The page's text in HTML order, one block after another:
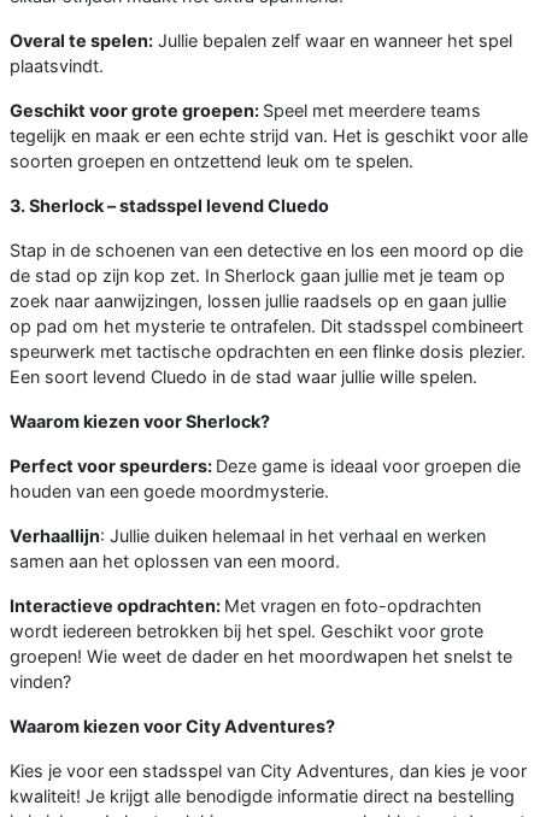
Overal te spelen: Jullie bepalen zelf waar en wanneer het spel
plaatsvindt.
Geschikt voor grote groepen: Speel met meerdere teams
tegelijk en maak er een echte strijd van. Het is geschikt voor alle
soorten groepen en ontzettend leuk om te spelen.
3. Sherlock – stadsspel levend Cluedo
Stap in de schoenen van een detective en los een moord op die
de stad op zijn kop zet. In Sherlock gaan jullie met je team op
zoek naar aanwijzingen, lossen jullie raadsels op en gaan jullie
op pad om het mysterie te ontrafelen. Dit stadsspel combineert
speurwerk met tactische opdrachten en een flinke dosis plezier.
Een soort levend Cluedo in de stad waar jullie wille spelen.
Waarom kiezen voor Sherlock?
Perfect voor speurders: Deze game is ideaal voor groepen die
houden van een goede moordmysterie.
Verhaallijn: Jullie duiken helemaal in het verhaal en werken
samen aan het oplossen van een moord.
Interactieve opdrachten: Met vragen en foto-opdrachten
wordt iedereen betrokken bij het spel. Geschikt voor grote
groepen! Wie weet de dader en het moordwapen het snelst te
vinden?
Waarom kiezen voor City Adventures?
Kies je voor een stadsspel van City Adventures, dan kies je voor
kwaliteit! Je krijgt alle benodigde informatie direct na bestelling